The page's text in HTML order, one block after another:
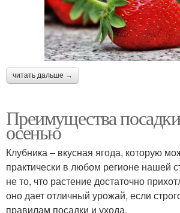
читать дальше →
Преимущества
осенью
Клубника – вкусная ягода, которую
практически в любом регионе нашей
не то, что растение достаточно
оно дает отличный урожай, если
правилам посадки и ухода.